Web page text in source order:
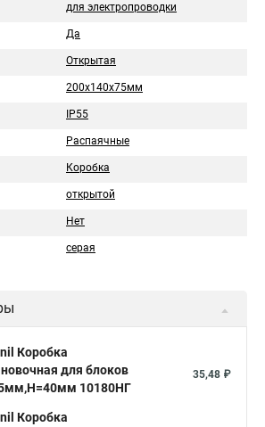
для электропроводки
Да
Открытая
200х140х75мм
IP55
Распаячные
Коробка
открытой
Нет
серая
Коробка
для блоков
10180НГ
35,48 ₽
Коробка